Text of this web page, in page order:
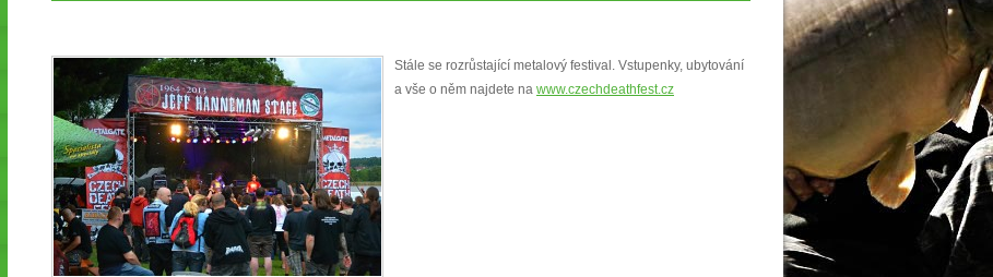
Stále se rozrůstající metalový festival. Vstupenky, ubytování
a vše o něm najdete na www.czechdeathfest.cz